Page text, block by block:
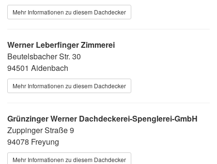
Mehr Informationen zu diesem Dachdecker
Werner Leberfinger Zimmerei
Beutelsbacher Str. 30
94501 Aidenbach
Mehr Informationen zu diesem Dachdecker
Grünzinger Werner Dachdeckerei-Spenglerei-GmbH
Zuppinger Straße 9
94078 Freyung
Mehr Informationen zu diesem Dachdecker